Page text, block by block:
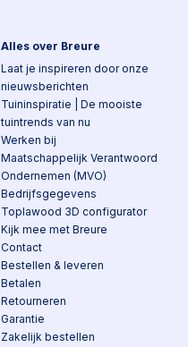
Alles over Breure
Laat je inspireren door onze
nieuwsberichten
Tuininspiratie | De mooiste
tuintrends van nu
Werken bij
Maatschappelijk Verantwoord
Ondernemen (MVO)
Bedrijfsgegevens
Toplawood 3D configurator
Kijk mee met Breure
Contact
Bestellen & leveren
Betalen
Retourneren
Garantie
Zakelijk bestellen